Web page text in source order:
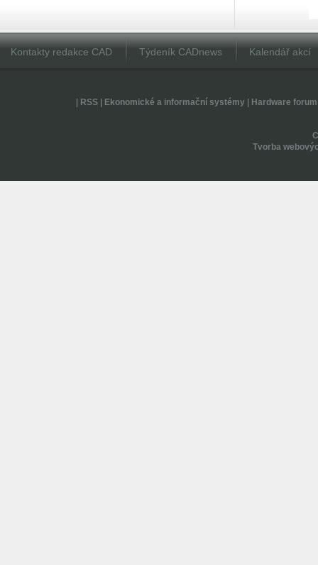
Kontakty redakce CAD Týdeník CADnews Kalendář akcí
RSS| Ekonomické a informační systémy| Hardware forum
Tvorba